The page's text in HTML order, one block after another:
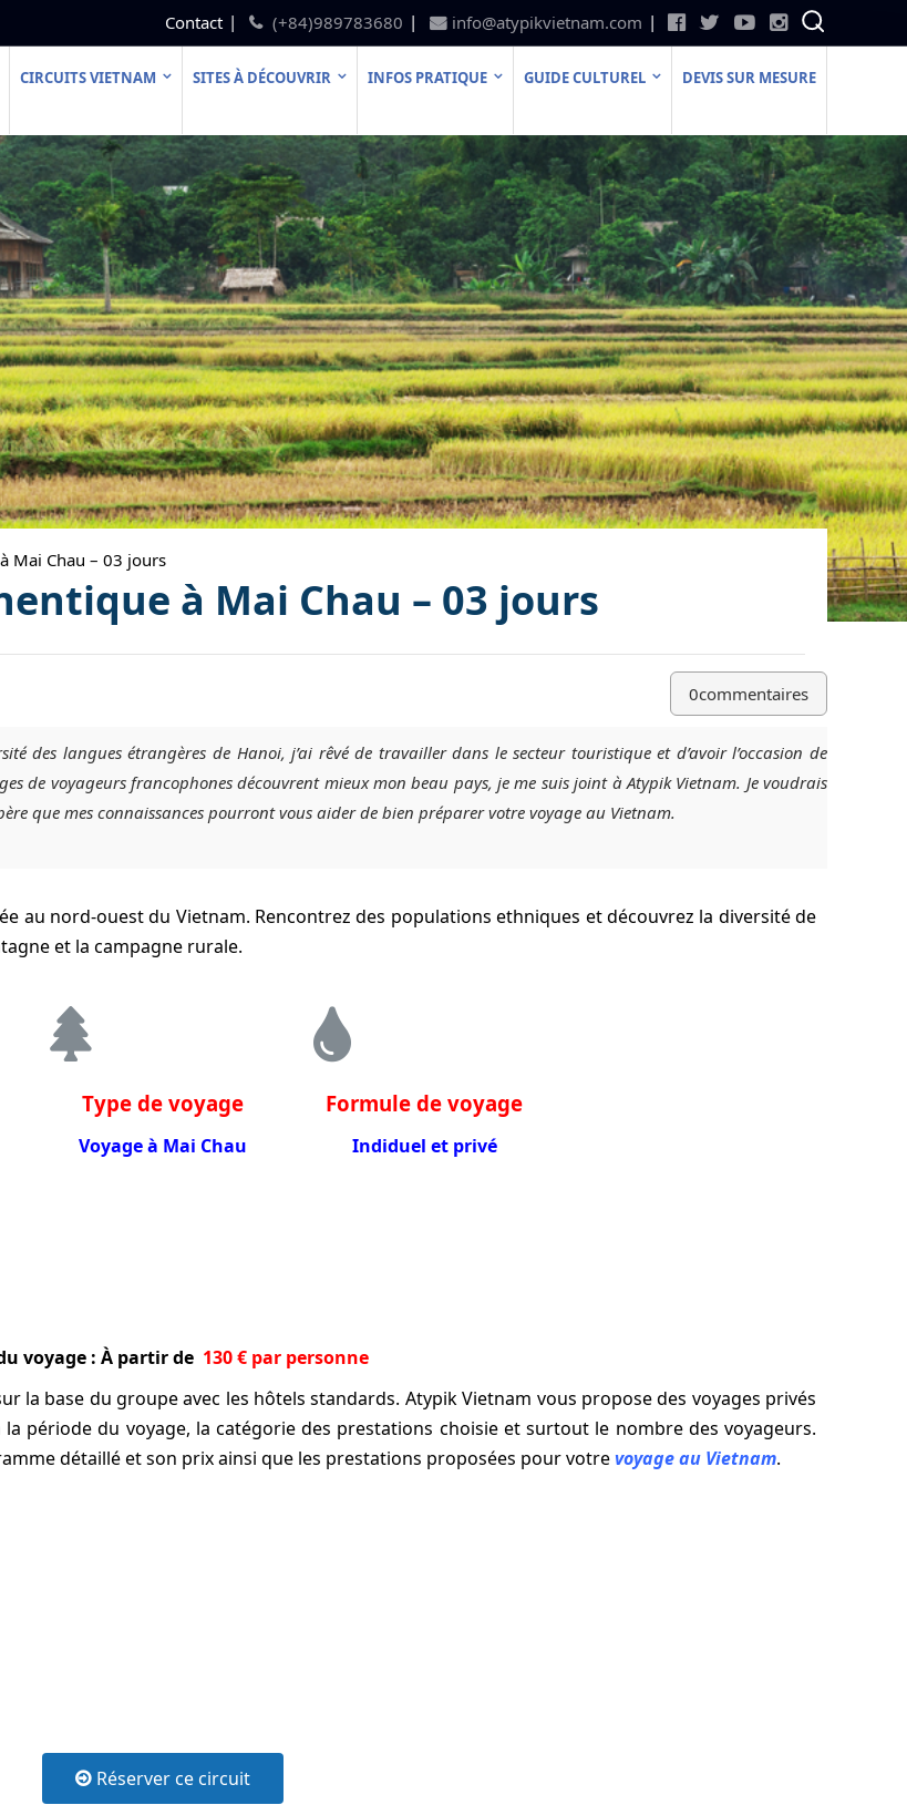
Contact (+84)989783680 info@atypikvietnam.com
CIRCUITS VIETNAM SITES À DÉCOUVRIR INFOS PRATIQUE GUIDE CULTUREL DEVIS SUR MESURE
Mai Chau – 03 jours
à Mai Chau – 03 jours
0commentaires
des langues étrangères de Hanoi, j’ai rêvé de travailler dans le secteur touristique et d’avoir l’occasion de
de voyageurs francophones découvrent mieux mon beau pays, je me suis joint à Atypik Vietnam. Je voudrais
que mes connaissances pourront vous aider de bien préparer votre voyage au Vietnam.
au nord-ouest du Vietnam. Rencontrez des populations ethniques et découvrez la diversité de
et la campagne rurale.
Type de voyage
Voyage à Mai Chau
Formule de voyage
Indiduel et privé
voyage : À partir de 130 € par personne
la base du groupe avec les hôtels standards. Atypik Vietnam vous propose des voyages privés
période du voyage, la catégorie des prestations choisie et surtout le nombre des voyageurs.
détaillé et son prix ainsi que les prestations proposées pour votrevoyage au Vietnam.
Réserver ce circuit